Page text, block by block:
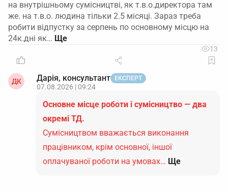
на внутрішньому сумісництві, як т.в.о.директора там
же. на т.в.о. людина тільки 2.5 місяці. Зараз треба
робити відпустку за серпень по основному місцю на
24к.дні як…
13
ДК Дарія, консультант ЕКСПЕРТ
07.08.2026 | 09:24
Основне місце роботи і сумісництво — два
окремі ТД.
Сумісництвом вважається виконання
працівником, крім основної, іншої
оплачуваної роботи на умовах… Ще